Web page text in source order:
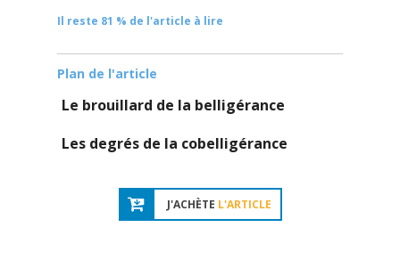
Il reste 81 % de l'article à lire
Plan de l'article
Le brouillard de la belligérance
Les degrés de la cobelligérance
J'ACHÈTE L'ARTICLE